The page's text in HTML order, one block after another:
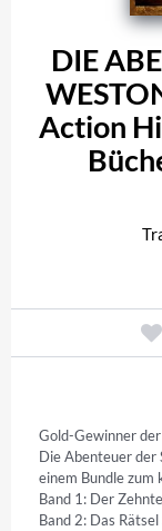
DIE
Action
Gold-Gewinner
Die Abenteuer der
einem Bundle zum
Band 1: Der
Band 2: Das Rätsel